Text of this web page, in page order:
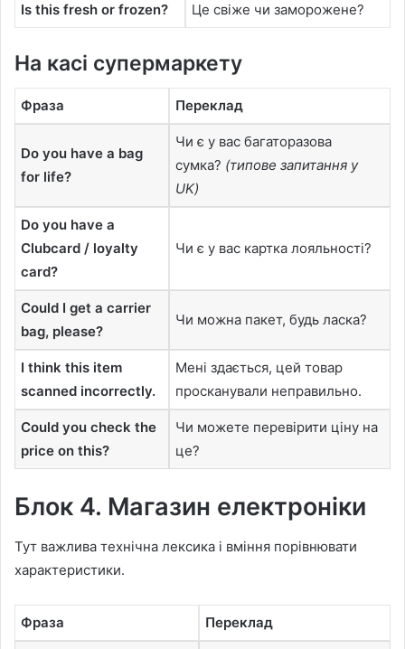
Is this fresh or frozen? Це свіже чи заморожене?
На касі супермаркету
Фраза Переклад
Do you have a bag
for life?
Чи є у вас багаторазова
сумка? (типове запитання у
UK)
Do you have a
Clubcard / loyalty
card?
Чи є у вас картка лояльності?
Could I get a carrier
bag, please?
Чи можна пакет, будь ласка?
I think this item
scanned incorrectly.
Мені здається, цей товар
просканували неправильно.
Could you check the
price on this?
Чи можете перевірити ціну на
це?
Блок 4. Магазин електроніки
Тут важлива технічна лексика і вміння порівнювати
характеристики.
Фраза Переклад